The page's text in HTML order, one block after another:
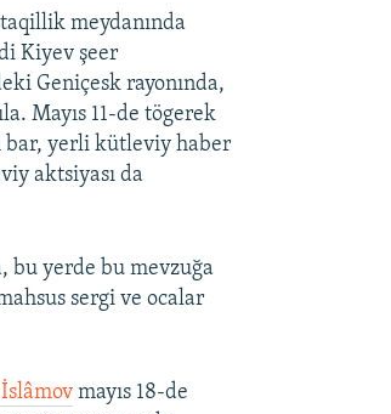
meydanında
Kiyev şeer
Geniçesk rayonında,
Mayıs 11-de tögerek
bar, yerli kütleviy haber
aktsiyası da
bu yerde bu mevzuğa
sergi ve ocalar
mayıs 18-de